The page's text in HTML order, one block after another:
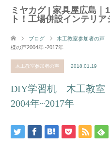
ミヤカグ | 家具屋広島｜
ト！工場併設インテリア
ブログ 木工教室参加者の声
様の声2004年~2017年
木工教室参加者の声 2018.01.19
DIY学習机 木工教室
2004年~2017年